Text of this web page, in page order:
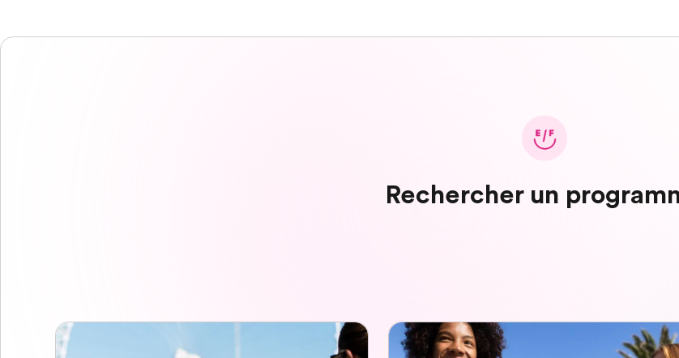
Rechercher un